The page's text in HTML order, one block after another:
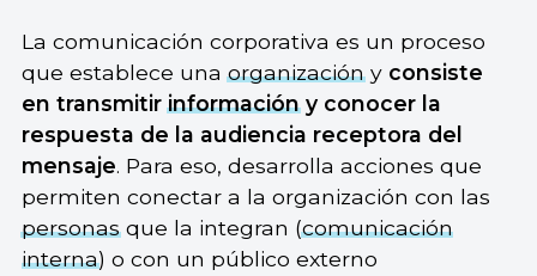
La comunicación corporativa es un proceso
que establece unaorganizacióny consiste
en transmitirinformacióny conocer la
respuesta de la audiencia receptora del
mensaje. Para eso, desarrolla acciones que
permiten conectar a la organización con las
personasque la integran (comunicación
interna) o con un público externo